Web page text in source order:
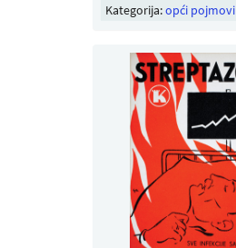
Kategorija:opći pojmovi